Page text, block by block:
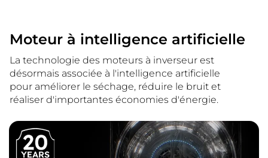
Moteur à intelligence artificielle
La technologie des moteurs à inverseur est
désormais associée à l'intelligence artificielle
pour améliorer le séchage, réduire le bruit et
réaliser d'importantes économies d'énergie.